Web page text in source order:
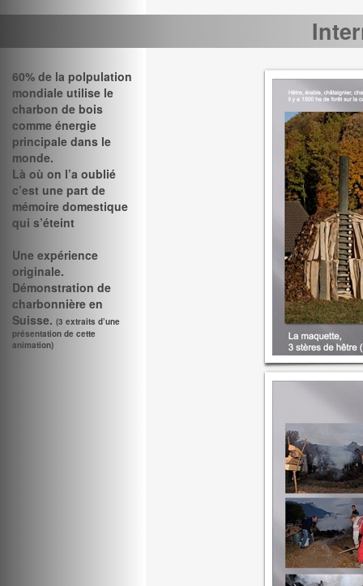
60% de la polpulation
mondiale utilise le
charbon de bois
comme énergie
principale dans le
monde.
Là où on l’a oublié
c’est une part de
mémoire domestique
qui s’éteint
Une expérience
originale.
Démonstration de
charbonnière en
Suisse. (3 extraits d’une
présentation de cette
animation)